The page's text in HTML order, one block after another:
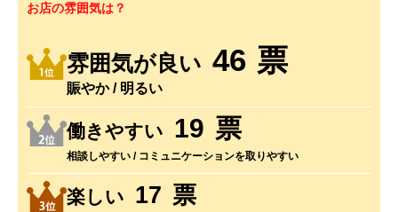
お店の雰囲気は？
雰囲気が良い 37 票
賑やか / 明るい
働きやすい 16 票
相談しやすい / コミュニケーションを取りやすい
楽しい 14 票